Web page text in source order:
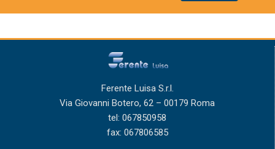
Ferente Luisa S.r.l.
Via Giovanni Botero, 62 – 00179 Roma
tel: 067850958
fax: 067806585